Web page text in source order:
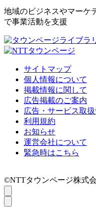
地域のビジネスやマーケ
で事業活動を支援
サイトマップ
個人情報について
掲載情報に関して
広告掲載のご案内
広告・サービス取
利用規約
お知らせ
運営会社について
緊急時はこちら
©NTTタウンページ株式会